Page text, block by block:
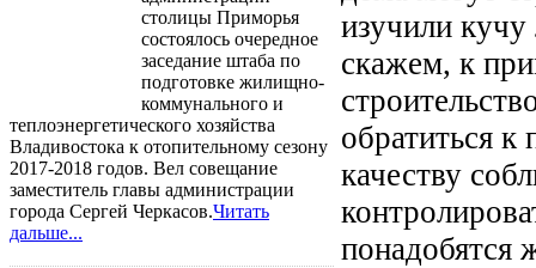
столицы Приморья
состоялось очередное
заседание штаба по
подготовке жилищно-
коммунального и
теплоэнергетического хозяйства
Владивостока к отопительному сезону
2017-2018 годов. Вел совещание
заместитель главы администрации
города Сергей Черкасов.Читать
дальше...
изучили
скажем, к
обратиться
качеству
понадобятся